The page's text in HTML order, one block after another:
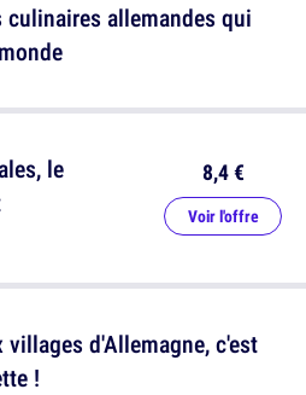
le
8,4 €
Voir l'offre
allemandes qui
villages d'Allemagne, c'est
!